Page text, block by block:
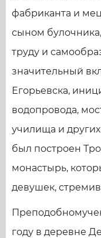
фабриканта и
сыном
труду и
значительный
Егорьевска,
водопровода,
училища и других
был построен
монастырь,
девушек,
году в деревне